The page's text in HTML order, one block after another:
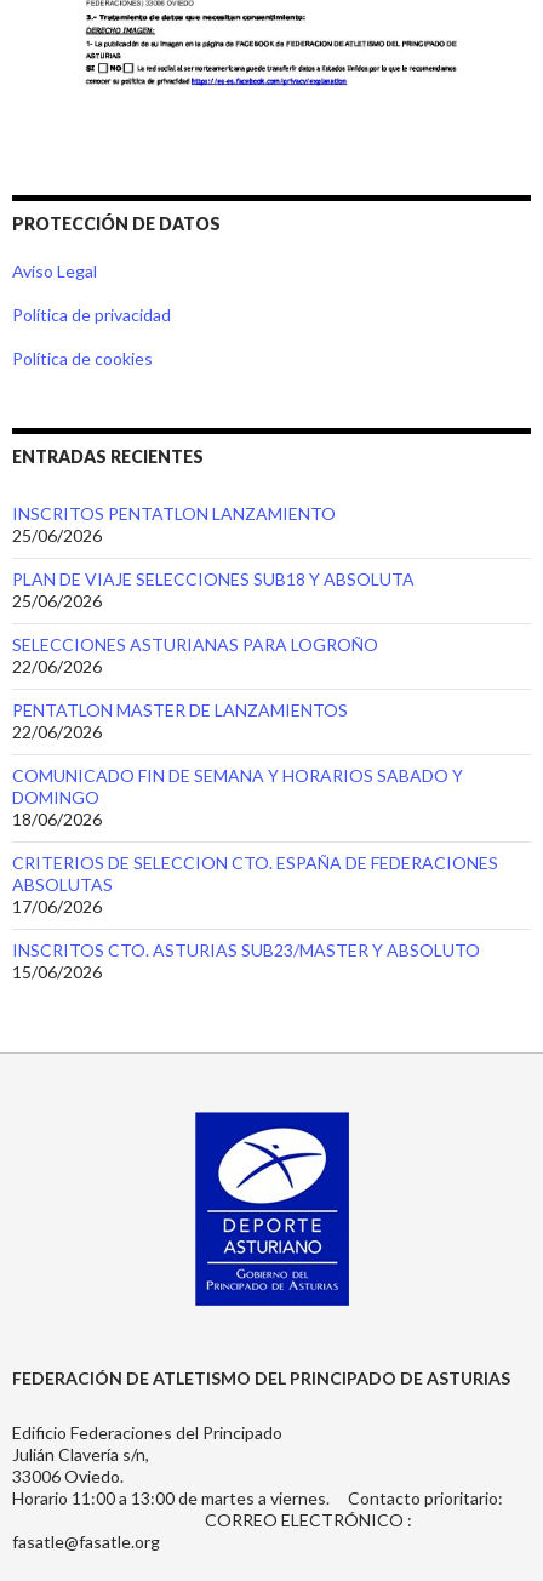
PROTECCIÓN DE DATOS
Aviso Legal
Política de privacidad
Política de cookies
ENTRADAS RECIENTES
INSCRITOS PENTATLON LANZAMIENTO
25/06/2026
PLAN DE VIAJE SELECCIONES SUB18 Y ABSOLUTA
25/06/2026
SELECCIONES ASTURIANAS PARA LOGROÑO
22/06/2026
PENTATLON MASTER DE LANZAMIENTOS
22/06/2026
COMUNICADO FIN DE SEMANA Y HORARIOS SABADO Y
DOMINGO
18/06/2026
CRITERIOS DE SELECCION CTO. ESPAÑA DE FEDERACIONES
ABSOLUTAS
17/06/2026
INSCRITOS CTO. ASTURIAS SUB23/MASTER Y ABSOLUTO
15/06/2026
FEDERACIÓN DE ATLETISMO DEL PRINCIPADO DE ASTURIAS
Edificio Federaciones del Principado
Julián Clavería s/n,
33006 Oviedo.
Horario 11:00 a 13:00 de martes a viernes. Contacto prioritario:
CORREO ELECTRÓNICO :
fasatle@fasatle.org